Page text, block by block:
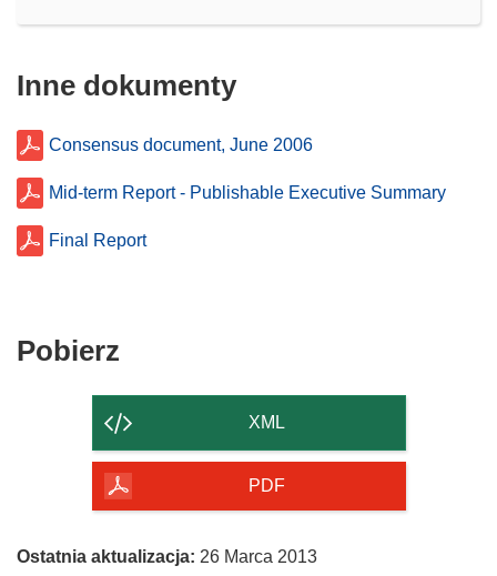
Inne dokumenty
Consensus document, June 2006
Mid-term Report - Publishable Executive Summary
Final Report
Pobierz
strony
XML
PDF
Ostatnia aktualizacja: 26 Marca 2013